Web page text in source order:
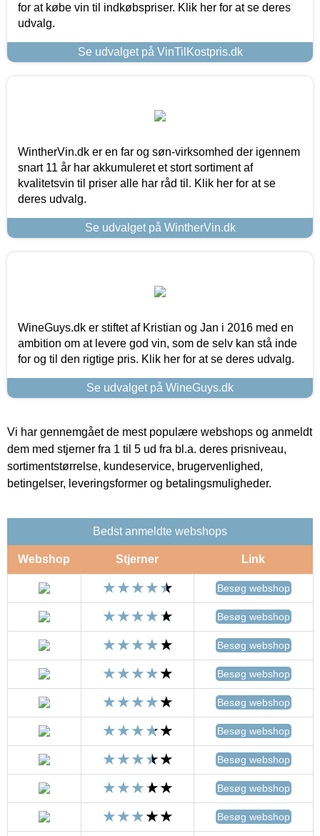
for at købe vin til indkøbspriser. Klik her for at se deres
udvalg.
Se udvalget på VinTilKostpris.dk
WintherVin.dk er en far og søn-virksomhed der igennem
snart 11 år har akkumuleret et stort sortiment af
kvalitetsvin til priser alle har råd til. Klik her for at se
deres udvalg.
Se udvalget på WintherVin.dk
WineGuys.dk er stiftet af Kristian og Jan i 2016 med en
ambition om at levere god vin, som de selv kan stå inde
for og til den rigtige pris. Klik her for at se deres udvalg.
Se udvalget på WineGuys.dk
Vi har gennemgået de mest populære webshops og anmeldt
dem med stjerner fra 1 til 5 ud fra bl.a. deres prisniveau,
sortimentstørrelse, kundeservice, brugervenlighed,
betingelser, leveringsformer og betalingsmuligheder.
Bedst anmeldte webshops
Webshop Stjerner Link
Besøg webshop
Besøg webshop
Besøg webshop
Besøg webshop
Besøg webshop
Besøg webshop
Besøg webshop
Besøg webshop
Besøg webshop